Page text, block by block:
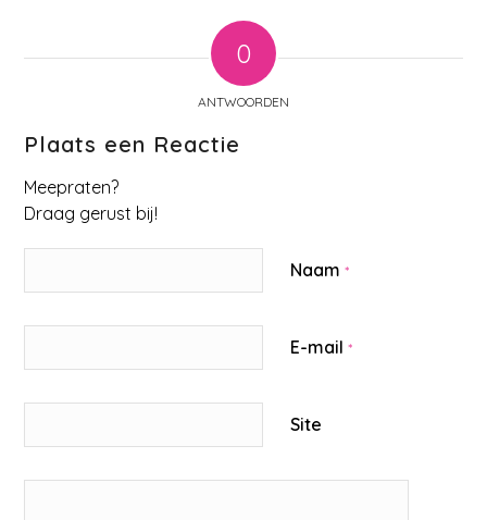
0
ANTWOORDEN
Plaats een Reactie
Meepraten?
Draag gerust bij!
Naam*
E-mail*
Site